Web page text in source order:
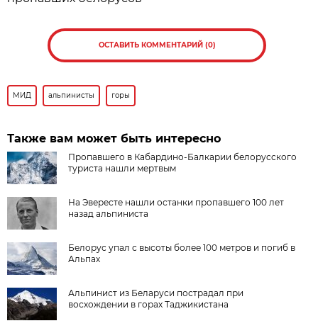
ОСТАВИТЬ КОММЕНТАРИЙ (0)
МИД альпинисты горы
Также вам может быть интересно
Пропавшего в Кабардино-Балкарии белорусского
туриста нашли мертвым
На Эвересте нашли останки пропавшего 100 лет
назад альпиниста
Белорус упал с высоты более 100 метров и погиб в
Альпах
Альпинист из Беларуси пострадал при
восхождении в горах Таджикистана